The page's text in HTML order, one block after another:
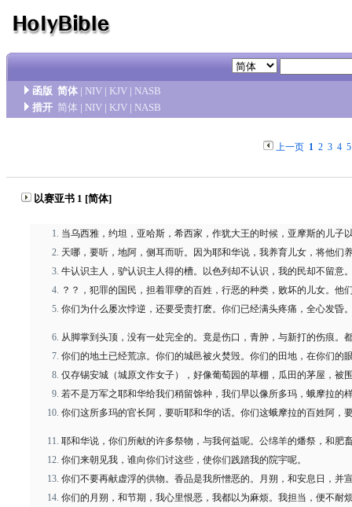
函版 简体 | NIV | KJV | NASB
措开 简体 | NIV | KJV | NASB
上一页 1 2 3 4 5
以赛亚书 1 [简体]
当乌西雅，约坦，亚哈斯，希西家，作犹大王的时候，亚摩斯的儿子
天哪，要听，地阿，侧耳而听。因为耶和华说，我养育儿女，将他们
牛认识主人，驴认识主人得的槽。以色列却不认识，我的民却不留意
？？，犯罪的国民，担着罪孽的百姓，行恶的种类，败坏的儿女。
你们为什么屡次悖逆，还要受责打麽。你们已经满头疼痛，全心发昏
从脚掌到头顶，没有一处完全的。竟是伤口，青肿，与新打的伤痕。
你们的地土已经荒凉。你们的城邑被火焚毁。你们的田地，在你们的
仅存锡安城（城原文作女子），好像葡萄园的草棚，瓜田的茅屋，被
若不是万军之耶和华给我们稍留馀种，我们早以像所多玛，蛾摩拉的
你们这所多玛的官长阿，要听耶和华的话。你们这蛾摩拉的百姓阿，
耶和华说，你们所献的许多祭物，与我何益呢。公绵羊的燔祭，和
你们来朝见我，谁向你们讨这些，使你们践踏我的院宇呢。
你们不要再献虚浮的供物。香品是我所憎恶的。月朔，和安息日，
你们的月朔，和节期，我心里恨恶，我都以为麻烦。我担当，便不耐